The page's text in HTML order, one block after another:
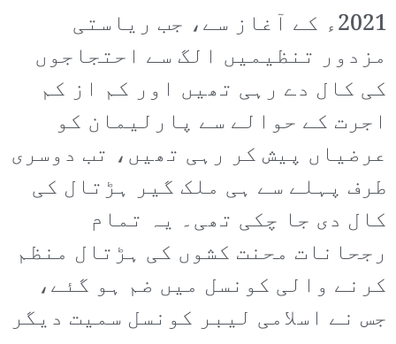
2021ء کے آغاز سے، جب ریاستی
مزدور تنظیمیں الگ سے احتجاجوں
کی کال دے رہی تھیں اور کم از کم
اجرت کے حوالے سے پارلیمان کو
عرضیاں پیش کر رہی تھیں، تب دوسری
طرف پہلے سے ہی ملک گیر ہڑتال کی
کال دی جا چکی تھی۔ یہ تمام
رجحانات محنت کشوں کی ہڑتال منظم
کرنے والی کونسل میں ضم ہو گئے،
جس نے اسلامی لیبر کونسل سمیت دیگر